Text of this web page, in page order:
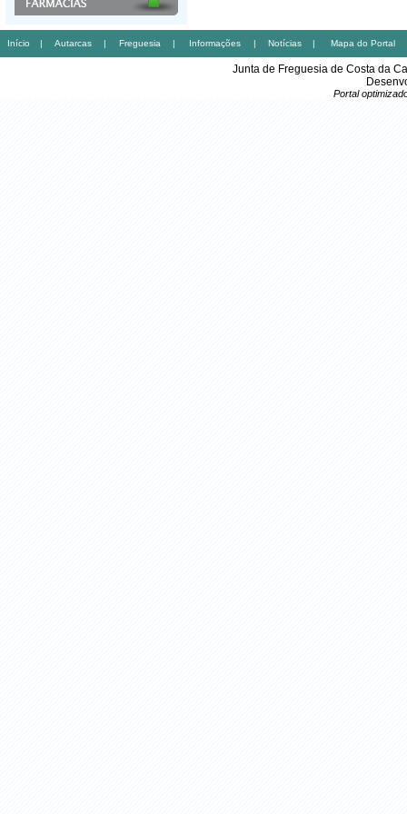
Início | Autarcas | Freguesia | Informações | Notícias | Mapa do Portal
Junta de Freguesia de Costa da
Portal